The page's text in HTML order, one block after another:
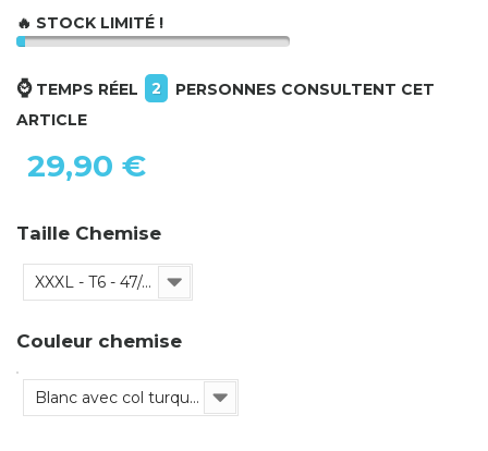
🔥 STOCK LIMITÉ !
⌚TEMPS RÉEL 2
PERSONNES CONSULTENT CET
ARTICLE
29,90 €
Taille Chemise
XXXL - T6 - 47/48
Couleur chemise
Blanc avec col turquoise